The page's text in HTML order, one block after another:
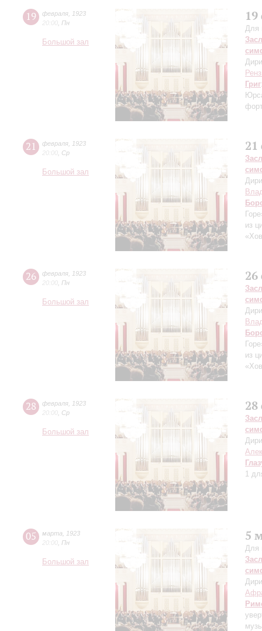
19 февраля
1923
20:00 Пн
Большой зал
Для
Григ
21 февраля
1923
20:00 Ср
Большой зал
21
из
26 февраля
1923
20:00 Пн
Большой зал
26
из
28 февраля
1923
20:00 Ср
Большой зал
28
1
05 марта
1923
20:00 Пн
Большой зал
5
Для